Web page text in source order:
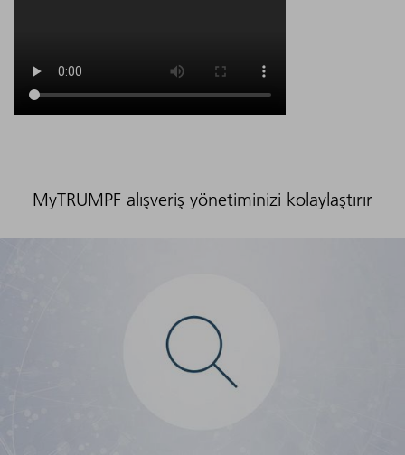
MyTRUMPF alışveriş yönetiminizi kolaylaştırır